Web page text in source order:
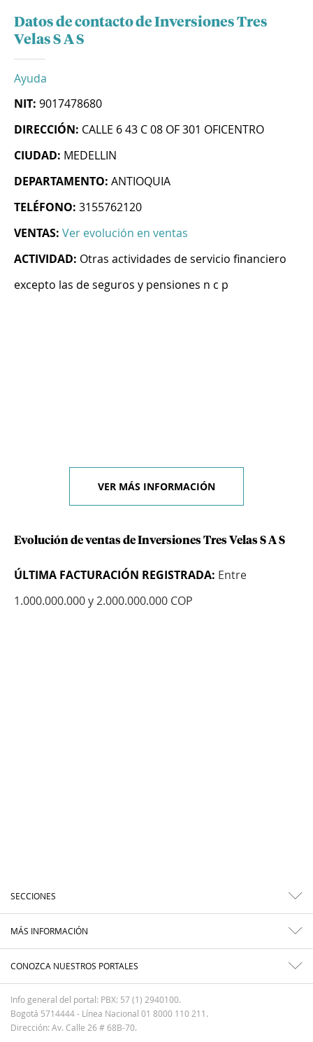
Datos de contacto de Inversiones Tres
Velas S A S
Ayuda
NIT: 9017478680
DIRECCIÓN: CALLE 6 43 C 08 OF 301 OFICENTRO
CIUDAD: MEDELLIN
DEPARTAMENTO: ANTIOQUIA
TELÉFONO: 3155762120
VENTAS: Ver evolución en ventas
ACTIVIDAD: Otras actividades de servicio financiero
excepto las de seguros y pensiones n c p
VER MÁS INFORMACIÓN
Evolución de ventas de Inversiones Tres Velas S A S
ÚLTIMA FACTURACIÓN REGISTRADA: Entre
1.000.000.000 y 2.000.000.000 COP
SECCIONES
MÁS INFORMACIÓN
CONOZCA NUESTROS PORTALES
Info general del portal: PBX: 57 (1) 2940100.
Bogotá 5714444 - Línea Nacional 01 8000 110 211.
Dirección: Av. Calle 26 # 68B-70.